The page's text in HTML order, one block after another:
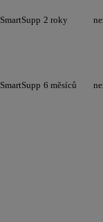
SmartSupp 2 roky
SmartSupp 6 měsíců